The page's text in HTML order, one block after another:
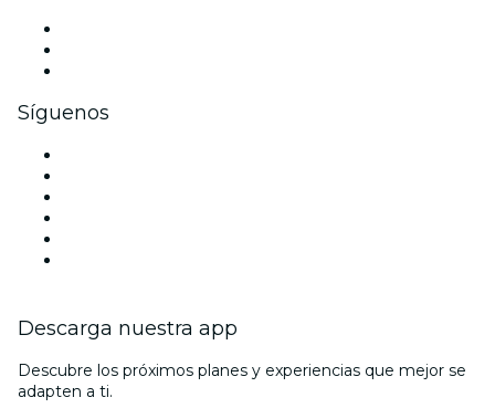
Síguenos
Descarga nuestra app
Descubre los próximos planes y experiencias que mejor se
adapten a ti.